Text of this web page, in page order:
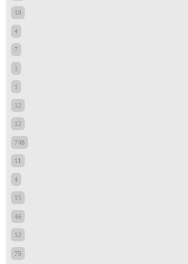
18
4
7
1
1
12
12
748
11
4
15
46
12
79